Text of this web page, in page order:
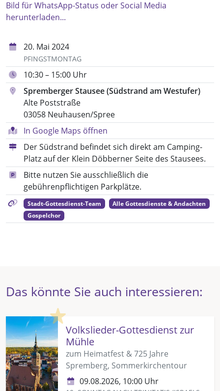
Bild für WhatsApp-Status oder Social Media
herunterladen...
20. Mai 2024
PFINGSTMONTAG
10:30 – 15:00 Uhr
Spremberger Stausee (Südstrand am Westufer)
Alte Poststraße
03058 Neuhausen/Spree
In Google Maps öffnen
Der Südstrand befindet sich direkt am Camping-
Platz auf der Klein Döbberner Seite des Stausees.
Bitte nutzen Sie ausschließlich die
gebührenpflichtigen Parkplätze.
Stadt-Gottesdienst-Team
Alle Gottesdienste & Andachten
Gospelchor
Das könnte Sie auch interessieren:
Highlight
Volkslieder-Gottesdienst zur
Mühle
zum Heimatfest & 725 Jahre
Spremberg, Sommerkirchentour
09.08.2026, 10:00 Uhr